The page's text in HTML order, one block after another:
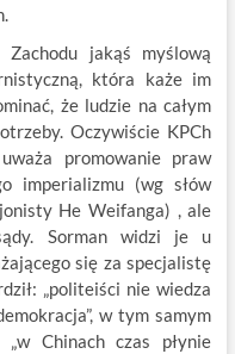
jakąś myślową
która każe im
że ludzie na całym
Oczywiście KPCh
promowanie praw
imperializmu (wg słów
He Weifanga) , ale
Sorman widzi je u
się za specjalistę
„politeiści nie wiedza
w tym samym
Chinach czas płynie